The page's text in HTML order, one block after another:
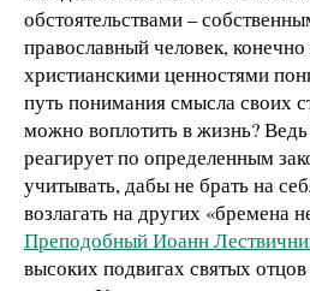
обстоятельствами –
православный человек,
христианскими ценностями
путь понимания смысла своих
можно воплотить в жизнь?
реагирует по определенным
учитывать, дабы не брать на
возлагать на других «бремена
Преподобный Иоанн
высоких подвигах святых